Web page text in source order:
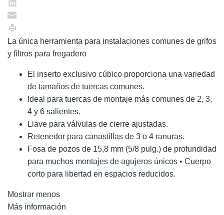
La única herramienta para instalaciones comunes de grifos
y filtros para fregadero
El inserto exclusivo cúbico proporciona una variedad
de tamaños de tuercas comunes.
Ideal para tuercas de montaje más comunes de 2, 3,
4 y 6 salientes.
Llave para válvulas de cierre ajustadas.
Retenedor para canastillas de 3 o 4 ranuras.
Fosa de pozos de 15,8 mm (5/8 pulg.) de profundidad
para muchos montajes de agujeros únicos • Cuerpo
corto para libertad en espacios reducidos.
Mostrar menos
Más información